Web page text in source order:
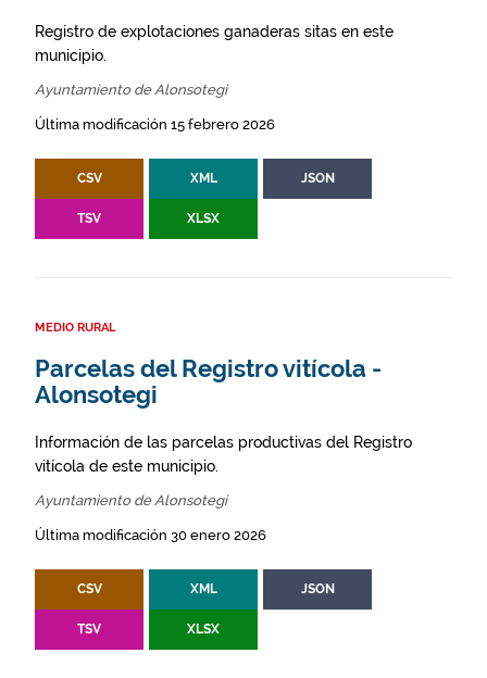
Registro de explotaciones ganaderas sitas en este
municipio.
Ayuntamiento de Alonsotegi
Última modificación 15 febrero 2026
CSV XML JSON
TSV XLSX
MEDIO RURAL
Parcelas del Registro vitícola -
Alonsotegi
Información de las parcelas productivas del Registro
vitícola de este municipio.
Ayuntamiento de Alonsotegi
Última modificación 30 enero 2026
CSV XML JSON
TSV XLSX